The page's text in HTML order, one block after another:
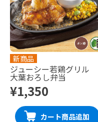
新商品
ジューシー若鶏グリル
大葉おろし弁当
¥1,350
カート商品追加